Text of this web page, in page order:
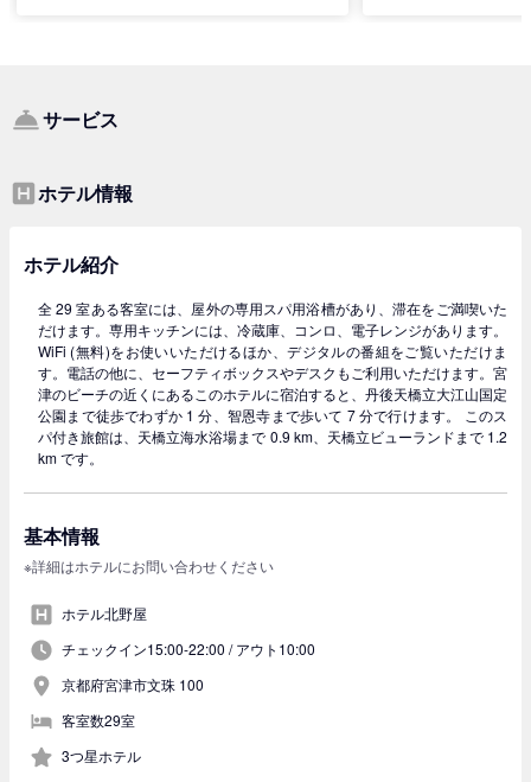
サービス
ホテル情報
ホテル紹介
全 29 室ある客室には、屋外の専用スパ用浴槽があり、滞在をご満喫いた
だけます。専用キッチンには、冷蔵庫、コンロ、電子レンジがあります。
WiFi (無料)をお使いいただけるほか、デジタルの番組をご覧いただけま
す。電話の他に、セーフティボックスやデスクもご利用いただけます。宮
津のビーチの近くにあるこのホテルに宿泊すると、丹後天橋立大江山国定
公園まで徒歩でわずか 1 分、智恩寺まで歩いて 7 分で行けます。 このス
パ付き旅館は、天橋立海水浴場まで 0.9 km、天橋立ビューランドまで 1.2
km です。
基本情報
※詳細はホテルにお問い合わせください
ホテル北野屋
チェックイン15:00-22:00 /アウト10:00
京都府宮津市文珠 100
客室数29室
3つ星ホテル